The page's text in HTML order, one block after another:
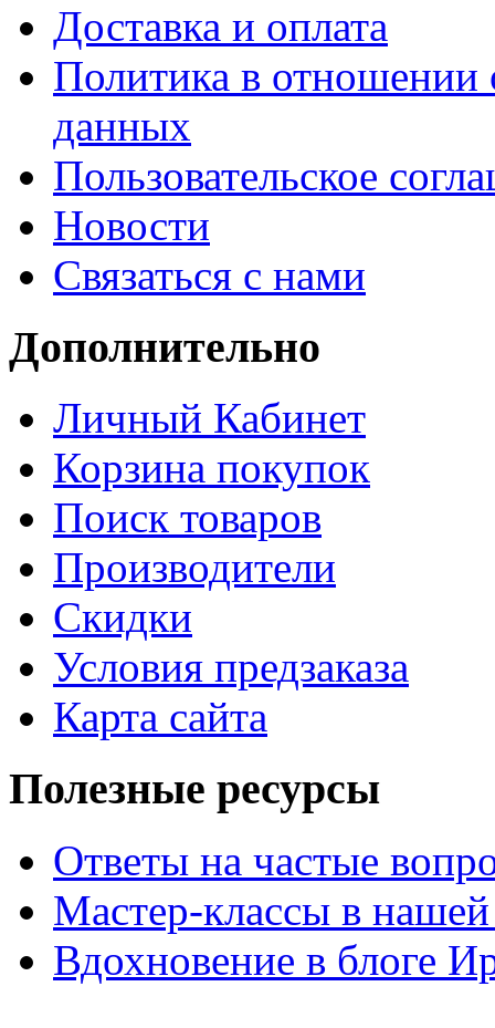
Доставка и оплата
Политика в отношении
данных
Пользовательское
Новости
Связаться с нами
Дополнительно
Личный Кабинет
Корзина покупок
Поиск товаров
Производители
Скидки
Условия предзаказа
Карта сайта
Полезные ресурсы
Ответы на частые
Мастер-классы в нашей
Вдохновение в блоге